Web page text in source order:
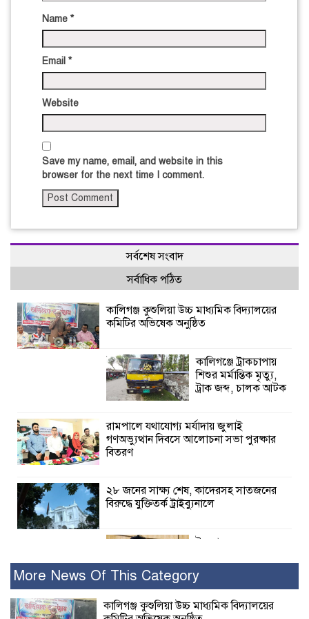
Name *
Email *
Website
Save my name, email, and website in this
browser for the next time I comment.
সর্বশেষ সংবাদ
সর্বাধিক পঠিত
কালিগঞ্জ কুশুলিয়া উচ্চ মাধ্যমিক বিদ্যালয়ের
কমিটির অভিষেক অনুষ্ঠিত
কালিগঞ্জে ট্রাকচাপায়
শিশুর মর্মান্তিক মৃত্যু,
ট্রাক জব্দ, চালক আটক
রামপালে যথাযোগ্য মর্যাদায় জুলাই
গণঅভ্যুত্থান দিবসে আলোচনা সভা পুরষ্কার
বিতরণ
২৮ জনের সাক্ষ্য শেষ, কাদেরসহ সাতজনের
বিরুদ্ধে যুক্তিতর্ক ট্রাইব্যুনালে
ইসলামের সবচেয়ে
নুর
More News Of This Category
কালিগঞ্জ কুশুলিয়া উচ্চ মাধ্যমিক বিদ্যালয়ের